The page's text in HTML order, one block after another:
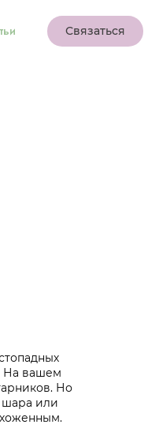
Связаться
На вашем
Но
шара или